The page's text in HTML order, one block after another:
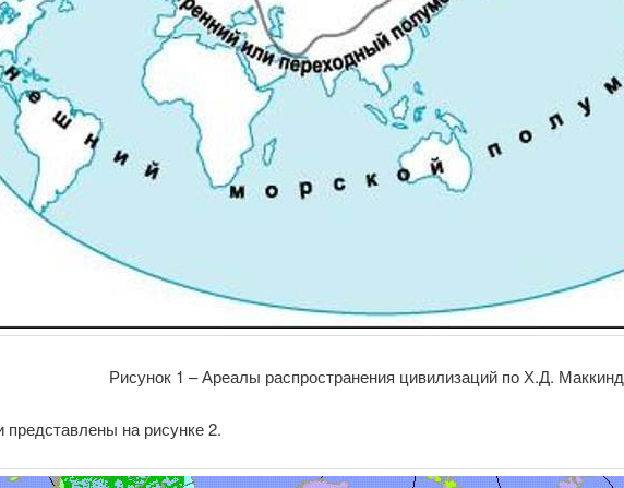
Рисунок 1 – Ареалы распространения цивилизаций по Х.Д.
на рисунке 2.